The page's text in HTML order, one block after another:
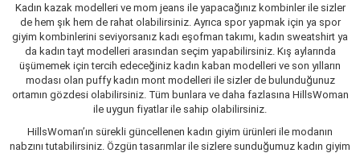
Kadın kazak modelleri ve mom jeans ile yapacağınız kombinler ile sizler
de hem şık hem de rahat olabilirsiniz. Ayrıca spor yapmak için ya spor
giyim kombinlerini seviyorsanız kadı eşofman takımı, kadın sweatshirt ya
da kadın tayt modelleri arasından seçim yapabilirsiniz. Kış aylarında
üşümemek için tercih edeceğiniz kadın kaban modelleri ve son yılların
modası olan puffy kadın mont modelleri ile sizler de bulunduğunuz
ortamın gözdesi olabilirsiniz. Tüm bunlara ve daha fazlasına HillsWoman
ile uygun fiyatlar ile sahip olabilirsiniz.
HillsWoman’ın sürekli güncellenen kadın giyim ürünleri ile modanın
nabzını tutabilirsiniz. Özgün tasarımlar ile sizlere sunduğumuz kadın giyim